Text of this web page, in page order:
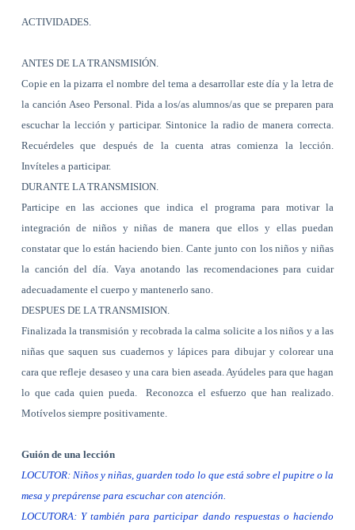
ACTIVIDADES.
ANTES DE LA TRANSMISIÓN.
Copie en la pizarra el nombre del tema a desarrollar este día y la letra de
la canción Aseo Personal. Pida a los/as alumnos/as que se preparen para
escuchar la lección y participar. Sintonice la radio de manera correcta.
Recuérdeles que después de la cuenta atras comienza la lección.
Invíteles a participar.
DURANTE LA TRANSMISION.
Participe en las acciones que indica el programa para motivar la
integración de niños y niñas de manera que ellos y ellas puedan
constatar que lo están haciendo bien. Cante junto con los niños y niñas
la canción del día. Vaya anotando las recomendaciones para cuidar
adecuadamente el cuerpo y mantenerlo sano.
DESPUES DE LA TRANSMISION.
Finalizada la transmisión y recobrada la calma solicite a los niños y a las
niñas que saquen sus cuadernos y lápices para dibujar y colorear una
cara que refleje desaseo y una cara bien aseada.Ayúdeles para que hagan
lo que cada quien pueda.Reconozca el esfuerzo que han realizado.
Motívelos siempre positivamente.
Guión de una lección
LOCUTOR: Niños y niñas, guarden todo lo que está sobre el pupitre o la
mesa y prepárense para escuchar con atención.
LOCUTORA: Y también para participar dando respuestas o haciendo